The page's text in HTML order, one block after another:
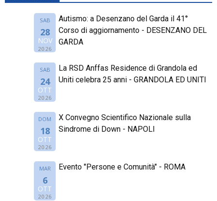
SAB
28
NOV
2026
Autismo: a Desenzano del Garda il 41°
Corso di aggiornamento - DESENZANO DEL
GARDA
SAB
24
OTT
2026
La RSD Anffas Residence di Grandola ed
Uniti celebra 25 anni - GRANDOLA ED UNITI
DOM
18
OTT
2026
X Convegno Scientifico Nazionale sulla
Sindrome di Down - NAPOLI
MAR
6
OTT
2026
Evento "Persone e Comunità" - ROMA